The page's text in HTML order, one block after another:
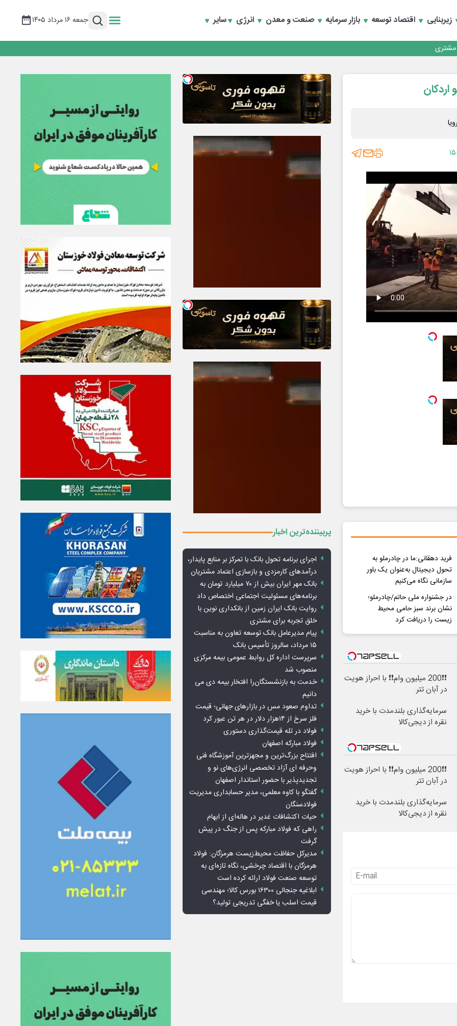
زیربنایی اقتصاد توسعه بازار سرمایه صنعت و معدن انرژی سایر جمعه ۱۶ مرداد ۱۴۰۵
و بازسازی اعتماد مشتریان
مشتری
و بازسازی اعتماد مشتریان
فرید دهقانی:ما در چادرملو به
تحول دیجیتال به‌عنوان یک باور
سازمانی نگاه می‌کنیم
در جشنواره ملی حاتم/چادرملو؛
نشان برند سبز حامی محیط
زیست را دریافت کرد
❗❗200 میلیون وام❗❗ با احراز هویت
در آبان تتر
سرمایه‌گذاری بلندمدت با خرید
نقره از دیجی‌کالا
❗❗200 میلیون وام❗❗ با احراز هویت
در آبان تتر
سرمایه‌گذاری بلندمدت با خرید
نقره از دیجی‌کالا
پربیننده‌ترین اخبار
اجرای برنامه تحول بانک با تمرکز بر منابع پایدار،
درآمدهای کارمزدی و بازسازی اعتماد مشتریان
بانک مهر ایران بیش از ۷۰ میلیارد تومان به
برنامه‌های مسئولیت اجتماعی اختصاص داد
روایت بانک ایران زمین از بانکداری نوین با
خلق تجربه برای مشتری
پیام مدیرعامل بانک توسعه تعاون به مناسبت
۱۵ مرداد، سالروز تأسیس بانک
سرپرست اداره کل روابط عمومی بیمه مرکزی
منصوب شد
خدمت به بازنشستگان‌را افتخار بیمه دی می
دانیم
تداوم صعود مس در بازارهای جهانی؛ قیمت
فلز سرخ از ۱۴هزار دلار در هر تن عبور کرد
فولاد در تله قیمت‌گذاری دستوری
فولاد مبارکه اصفهان
افتتاح بزرگ‌ترین و مجهزترین آموزشگاه فنی
وحرفه ای آزاد تخصصی انرژی‌های نو و
تجدیدپذیر با حضور استاندار اصفهان
گفتگو با کاوه معلمی، مدیر حسابداری مدیریت
فولادسنگان
حیات اکتشافات غدیر در هاله‌ای از ابهام
راهی که فولاد مبارکه پس از جنگ در پیش
گرفت
مدیرکل حفاظت محیط‌زیست هرمزگان: فولاد
هرمزگان با اقتصاد چرخشی، نگاه تازه‌ای به
توسعه صنعت فولاد ارائه کرده است
ابلاغیه جنجالی ۱۶۳۰۰ بورس کالا؛ مهندسی
قیمت اسلب یا خفگی تدریجی تولید؟